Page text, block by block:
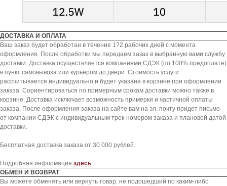
ДОСТАВКА И ОПЛАТА
Ваш заказ будет обработан в течение 1?2 рабочих дней с момента
оформления. После обработки мы передаем заказ в выбранную вами службу
доставки. Доставка осуществляется компаниями СДЭК (по 100% предоплате)
в пункт самовывоза или курьером до двери. Стоимость услуги
рассчитывается индивидуально и будет указана в корзине при оформлении
заказа. Сориентироваться по примерным срокам доставки можно также в
корзине. Доставка исключает возможность примерки и частичной оплаты
заказа. После оформления заказа на сайте вам на эл. почту придет письмо
от компании СДЭК с индивидуальным трек-номером заказа и плановой датой
доставки.
Бесплатная доставка заказа от 30 000 рублей.
Подробная информация здесь
ОБМЕН И ВОЗВРАТ
Вы можете обменять или вернуть товар, не подошедший по каким-либо
KICKSBAZAR